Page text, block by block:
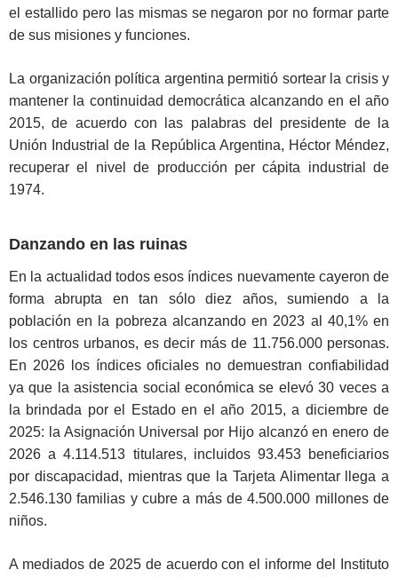
el estallido pero las mismas se negaron por no formar parte
de sus misiones y funciones.
La organización política argentina permitió sortear la crisis y
mantener la continuidad democrática alcanzando en el año
2015, de acuerdo con las palabras del presidente de la
Unión Industrial de la República Argentina, Héctor Méndez,
recuperar el nivel de producción per cápita industrial de
1974.
Danzando en las ruinas
En la actualidad todos esos índices nuevamente cayeron de
forma abrupta en tan sólo diez años, sumiendo a la
población en la pobreza alcanzando en 2023 al 40,1% en
los centros urbanos, es decir más de 11.756.000 personas.
En 2026 los índices oficiales no demuestran confiabilidad
ya que la asistencia social económica se elevó 30 veces a
la brindada por el Estado en el año 2015, a diciembre de
2025: la Asignación Universal por Hijo alcanzó en enero de
2026 a 4.114.513 titulares, incluidos 93.453 beneficiarios
por discapacidad, mientras que la Tarjeta Alimentar llega a
2.546.130 familias y cubre a más de 4.500.000 millones de
niños.
A mediados de 2025 de acuerdo con el informe del Instituto